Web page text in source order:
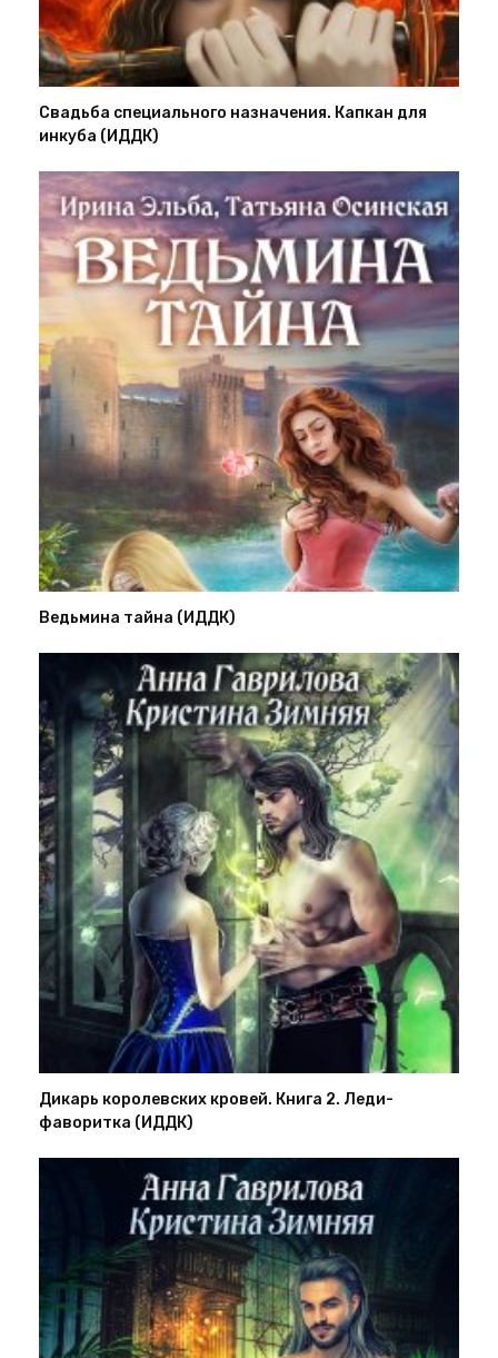
Свадьба специального назначения. Капкан для
инкуба (ИДДК)
Ведьмина тайна (ИДДК)
Дикарь королевских кровей. Книга 2. Леди-
фаворитка (ИДДК)